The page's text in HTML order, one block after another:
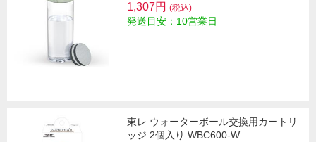
1,307円 (税込)
発送目安：10営業日
東レ ウォーターボール交換用カートリ
ッジ 2個入り WBC600-W